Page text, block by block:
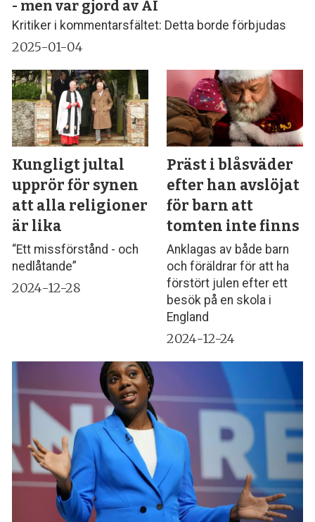
- men var gjord av AI
Kritiker i kommentarsfältet: Detta borde förbjudas
2025-01-04
Kungligt jultal
upprör för synen
att alla religioner
är lika
“Ett missförstånd - och
nedlåtande”
2024-12-28
Präst i blåsväder
efter han avslöjat
för barn att
tomten inte finns
Anklagas av både barn
och föräldrar för att ha
förstört julen efter ett
besök på en skola i
England
2024-12-24